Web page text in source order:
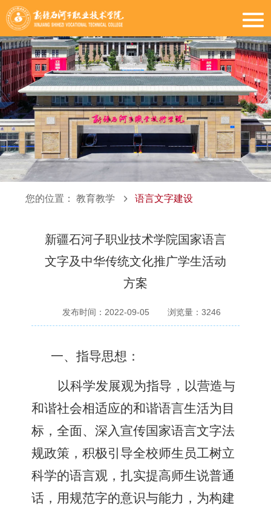
您的位置： 教育教学 语言文字建设
新疆石河子职业技术学院国家语言
文字及中华传统文化推广学生活动
方案
发布时间：2022-09-05 浏览量： 3246
一、指导思想：
以科学发展观为指导，以营造与
和谐社会相适应的和谐语言生活为目
标，全面、深入宣传国家语言文字法
规政策，积极引导全校师生员工树立
科学的语言观，扎实提高师生说普通
话，用规范字的意识与能力，为构建